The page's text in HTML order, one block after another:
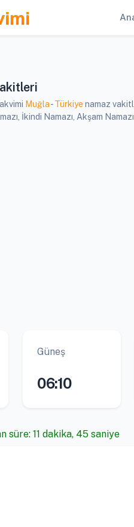
Muğla-Türkiye namaz
İkindi Namazı, Akşam
Güneş
06:10
süre: 11 dakika, 45 saniye